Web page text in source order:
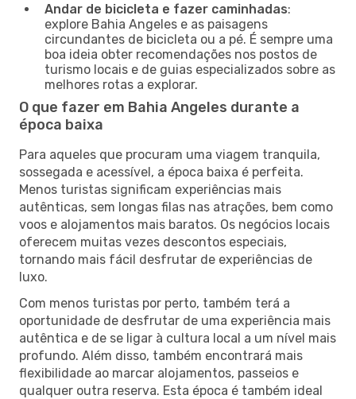
Andar de bicicleta e fazer caminhadas:
explore Bahia Angeles e as paisagens
circundantes de bicicleta ou a pé. É sempre uma
boa ideia obter recomendações nos postos de
turismo locais e de guias especializados sobre as
melhores rotas a explorar.
O que fazer em Bahia Angeles durante a
época baixa
Para aqueles que procuram uma viagem tranquila,
sossegada e acessível, a época baixa é perfeita.
Menos turistas significam experiências mais
autênticas, sem longas filas nas atrações, bem como
voos e alojamentos mais baratos. Os negócios locais
oferecem muitas vezes descontos especiais,
tornando mais fácil desfrutar de experiências de
luxo.
Com menos turistas por perto, também terá a
oportunidade de desfrutar de uma experiência mais
autêntica e de se ligar à cultura local a um nível mais
profundo. Além disso, também encontrará mais
flexibilidade ao marcar alojamentos, passeios e
qualquer outra reserva. Esta época é também ideal